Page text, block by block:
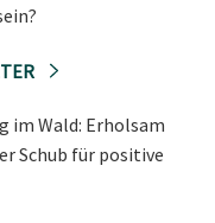
im Wald: Erholsam
Schub für positive